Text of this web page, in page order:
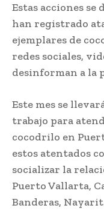
Estas acciones se
han registrado
ejemplares de
redes sociales,
desinforman a la
Este mes se
trabajo para
cocodrilo en
estos atentados
socializar la
Puerto Vallarta,
Banderas,